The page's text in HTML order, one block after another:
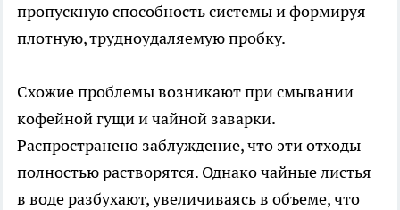
пропускную способность системы и формируя
плотную, трудноудаляемую пробку.
Схожие проблемы возникают при смывании
кофейной гущи и чайной заварки.
Распространено заблуждение, что эти отходы
полностью растворятся. Однако чайные листья
в воде разбухают, увеличиваясь в объеме, что